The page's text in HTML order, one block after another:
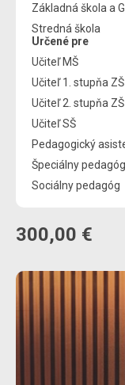
Základná škola a
Stredná škola
Určené pre
Učiteľ MŠ
Učiteľ 1. stupňa ZŠ
Učiteľ 2. stupňa ZŠ
Učiteľ SŠ
Pedagogický
Špeciálny
Sociálny pedagóg
300,00 €